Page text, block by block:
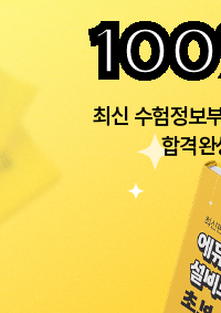
최신 수험정보
합격완